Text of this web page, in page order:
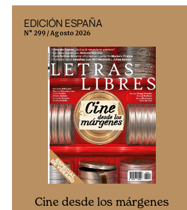
EDICIÓN ESPAÑA
N° 299 / Agosto 2026
Cine desde los márgenes